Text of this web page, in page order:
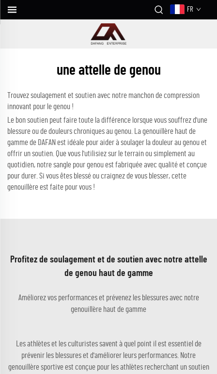
FR
une attelle de genou
Trouvez soulagement et soutien avec notre manchon de compression
innovant pour le genou !
Le bon soutien peut faire toute la différence lorsque vous souffrez d'une
blessure ou de douleurs chroniques au genou. La genouillère haut de
gamme de DAFAN est idéale pour aider à soulager la douleur au genou et
offrir un soutien. Que vous l'utilisiez sur le terrain ou simplement au
quotidien, notre sangle pour genou est fabriquée avec qualité et conçue
pour durer. Si vous êtes blessé ou craignez de vous blesser, cette
genouillère est faite pour vous !
Profitez de soulagement et de soutien avec notre attelle
de genou haut de gamme
Améliorez vos performances et prévenez les blessures avec notre
genouillère haut de gamme
Les athlètes et les culturistes savent à quel point il est essentiel de
prévenir les blessures et d'améliorer leurs performances. Notre
genouillère sportive est conçue pour les athlètes recherchant un soutien